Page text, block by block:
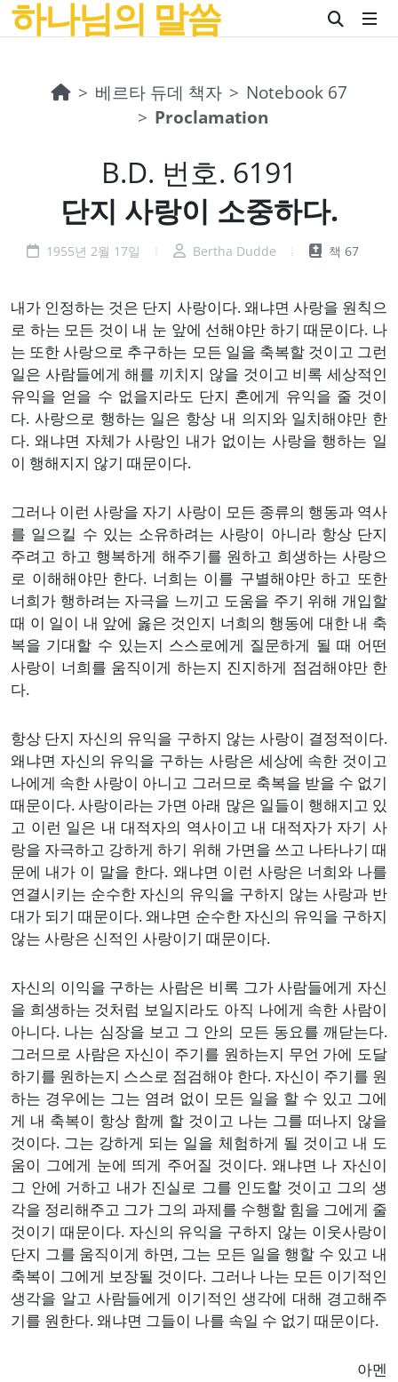
하나님의 말씀
베르타 듀데 책자
Notebook 67
Proclamation
B.D. 번호. 6191
단지 사랑이 소중하다.
1955년 2월 17일 Bertha Dudde 책 67
내가 인정하는 것은 단지 사랑이다. 왜냐면 사랑을 원칙으
로 하는 모든 것이 내 눈 앞에 선해야만 하기 때문이다. 나
는 또한 사랑으로 추구하는 모든 일을 축복할 것이고 그런
일은 사람들에게 해를 끼치지 않을 것이고 비록 세상적인
유익을 얻을 수 없을지라도 단지 혼에게 유익을 줄 것이
다. 사랑으로 행하는 일은 항상 내 의지와 일치해야만 한
다. 왜냐면 자체가 사랑인 내가 없이는 사랑을 행하는 일
이 행해지지 않기 때문이다.
그러나 이런 사랑을 자기 사랑이 모든 종류의 행동과 역사
를 일으킬 수 있는 소유하려는 사랑이 아니라 항상 단지
주려고 하고 행복하게 해주기를 원하고 희생하는 사랑으
로 이해해야만 한다. 너희는 이를 구별해야만 하고 또한
너희가 행하려는 자극을 느끼고 도움을 주기 위해 개입할
때 이 일이 내 앞에 옳은 것인지 너희의 행동에 대한 내 축
복을 기대할 수 있는지 스스로에게 질문하게 될 때 어떤
사랑이 너희를 움직이게 하는지 진지하게 점검해야만 한
다.
항상 단지 자신의 유익을 구하지 않는 사랑이 결정적이다.
왜냐면 자신의 유익을 구하는 사랑은 세상에 속한 것이고
나에게 속한 사랑이 아니고 그러므로 축복을 받을 수 없기
때문이다. 사랑이라는 가면 아래 많은 일들이 행해지고 있
고 이런 일은 내 대적자의 역사이고 내 대적자가 자기 사
랑을 자극하고 강하게 하기 위해 가면을 쓰고 나타나기 때
문에 내가 이 말을 한다. 왜냐면 이런 사랑은 너희와 나를
연결시키는 순수한 자신의 유익을 구하지 않는 사랑과 반
대가 되기 때문이다. 왜냐면 순수한 자신의 유익을 구하지
않는 사랑은 신적인 사랑이기 때문이다.
자신의 이익을 구하는 사람은 비록 그가 사람들에게 자신
을 희생하는 것처럼 보일지라도 아직 나에게 속한 사람이
아니다. 나는 심장을 보고 그 안의 모든 동요를 깨닫는다.
그러므로 사람은 자신이 주기를 원하는지 무언 가에 도달
하기를 원하는지 스스로 점검해야 한다. 자신이 주기를 원
하는 경우에는 그는 염려 없이 모든 일을 할 수 있고 그에
게 내 축복이 항상 함께 할 것이고 나는 그를 떠나지 않을
것이다. 그는 강하게 되는 일을 체험하게 될 것이고 내 도
움이 그에게 눈에 띄게 주어질 것이다. 왜냐면 나 자신이
그 안에 거하고 내가 진실로 그를 인도할 것이고 그의 생
각을 정리해주고 그가 그의 과제를 수행할 힘을 그에게 줄
것이기 때문이다. 자신의 유익을 구하지 않는 이웃사랑이
단지 그를 움직이게 하면, 그는 모든 일을 행할 수 있고 내
축복이 그에게 보장될 것이다. 그러나 나는 모든 이기적인
생각을 알고 사람들에게 이기적인 생각에 대해 경고해주
기를 원한다. 왜냐면 그들이 나를 속일 수 없기 때문이다.
아멘